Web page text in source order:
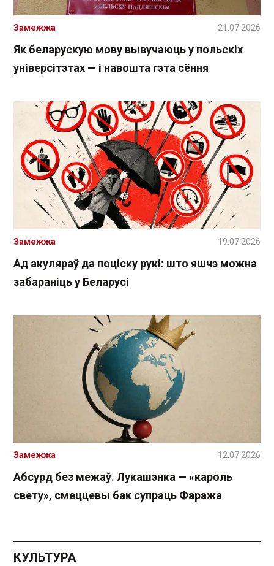
Як беларускую мову вывучаюць у польскіх
універсітэтах — і навошта гэта сёння
Замежжа 21.07.2026
Ад акуляраў да поціску рукі: што яшчэ можна
забараніць у Беларусі
Замежжа 19.07.2026
Абсурд без межаў. Лукашэнка — «кароль
свету», смеццевы бак супраць Фаража
Замежжа 12.07.2026
КУЛЬТУРА